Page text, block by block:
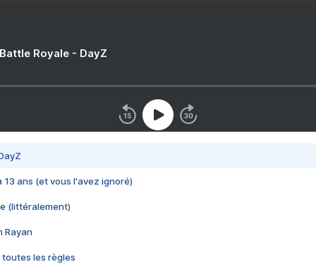
Royale - DayZ
13 ans (et vous l'avez ignoré)
(littéralement)
Rayan
toutes les règles